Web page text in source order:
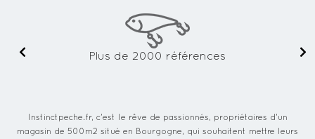
Plus de 2000 références
Instinctpeche.fr, c'est le rêve de passionnés, propriétaires d'un
magasin de 500m2 situé en Bourgogne, qui souhaitent mettre leurs